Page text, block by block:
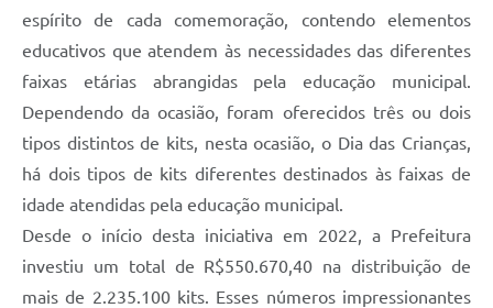
espírito de cada comemoração, contendo elementos
educativos que atendem às necessidades das diferentes
faixas etárias abrangidas pela educação municipal.
Dependendo da ocasião, foram oferecidos três ou dois
tipos distintos de kits, nesta ocasião, o Dia das Crianças,
há dois tipos de kits diferentes destinados às faixas de
idade atendidas pela educação municipal.
Desde o início desta iniciativa em 2022, a Prefeitura
investiu um total de R$550.670,40 na distribuição de
mais de 2.235.100 kits. Esses números impressionantes